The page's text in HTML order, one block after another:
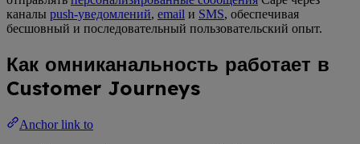
каналы push-уведомлений, email и SMS, обеспечивая
бесшовный и последовательный пользовательский опыт.
Как омниканальность работает в
Customer Journeys
Anchor link to